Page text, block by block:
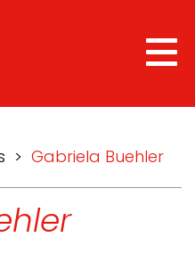
> Gabriela Buehler